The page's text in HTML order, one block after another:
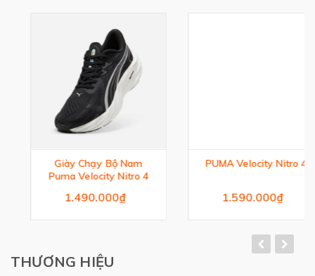
Giày Chạy Bộ Nam
Puma Velocity Nitro 4
1.490.000₫
PUMA Velocity Nitro 4
1.590.000₫
THƯƠNG HIỆU